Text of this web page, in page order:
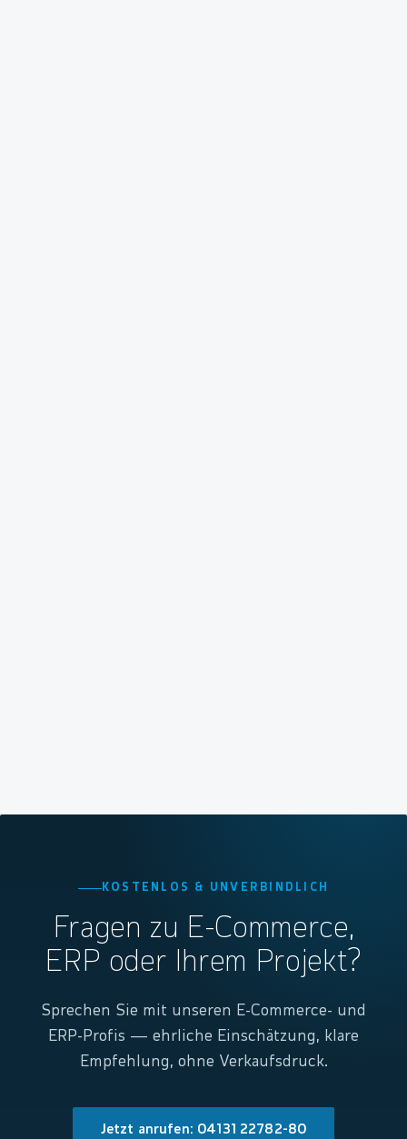
KOSTENLOS & UNVERBINDLICH
Fragen zu E-Commerce,
ERP oder Ihrem Projekt?
Sprechen Sie mit unseren E-Commerce- und
ERP-Profis — ehrliche Einschätzung, klare
Empfehlung, ohne Verkaufsdruck.
Jetzt anrufen: 04131 22782-80